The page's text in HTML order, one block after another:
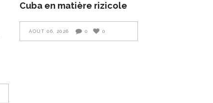
Cuba en matière rizicole
AOÛT 06, 2026 0 0